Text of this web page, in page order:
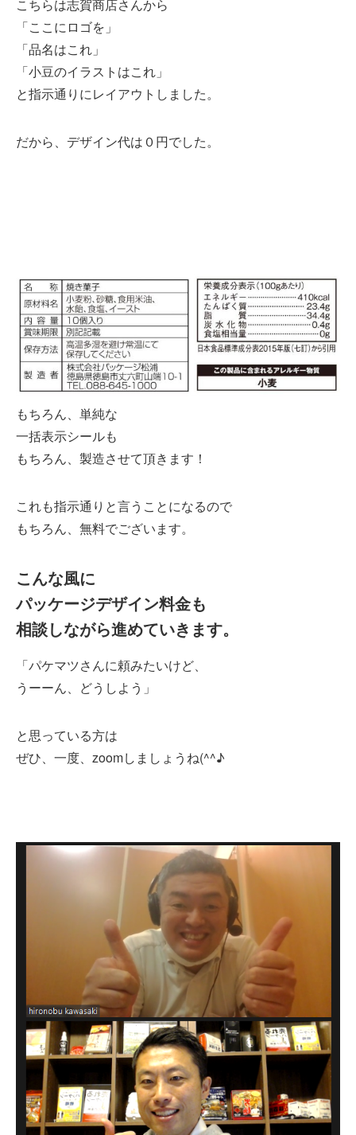
こちらは志賀商店さんから
「ここにロゴを」
「品名はこれ」
「小豆のイラストはこれ」
と指示通りにレイアウトしました。
だから、デザイン代は０円でした。
もちろん、単純な
一括表示シールも
もちろん、製造させて頂きます！
これも指示通りと言うことになるので
もちろん、無料でございます。
こんな風に
パッケージデザイン料金も
相談しながら進めていきます。
「パケマツさんに頼みたいけど、
うーーん、どうしよう」
と思っている方は
ぜひ、一度、zoomしましょうね(^^♪